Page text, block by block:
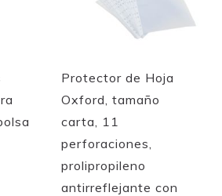
Protector de Hoja
Oxford, tamaño
carta, 11
perforaciones,
prolipropileno
antirreflejante con